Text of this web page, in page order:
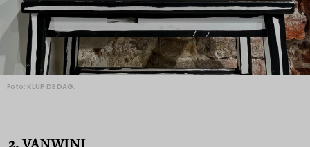
Foto: KLUP DE DAG.